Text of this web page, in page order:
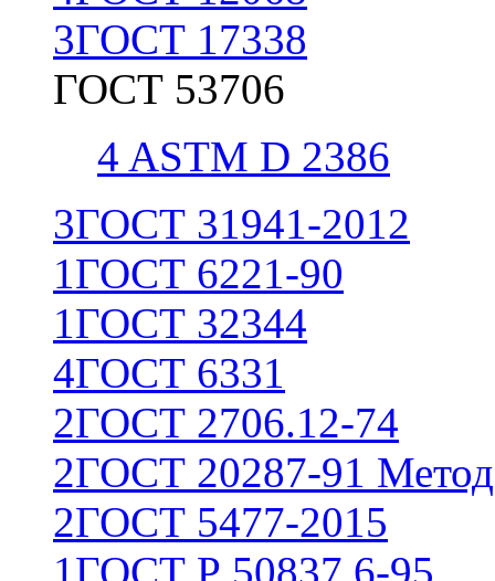
3ГОСТ 17338
ГОСТ 53706
4 ASTM D 2386
3ГОСТ 31941-2012
1ГОСТ 6221-90
1ГОСТ 32344
4ГОСТ 6331
2ГОСТ 2706.12-74
2ГОСТ 20287-91
2ГОСТ 5477-2015